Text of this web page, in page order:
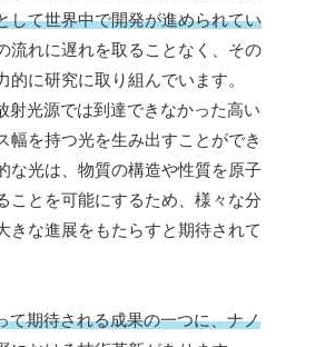
して世界中で開発が進められてい
流れに遅れを取ることなく、その
的に研究に取り組んでいます。
射光源では到達できなかった高い
幅を持つ光を生み出すことができ
な光は、物質の構造や性質を原子
ことを可能にするため、様々な分
きな進展をもたらすと期待されて
て期待される成果の一つに、ナノ